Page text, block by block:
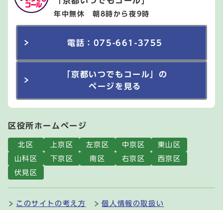
年中無休 朝8時から夜9時
電話：075-661-3755
「京都いつでもコール」の
ページを見る
区役所ホームページ
北区 上京区 左京区 中京区
東山区
山科区
下京区 南区 右京区
西京区
伏見区
このサイトの考え方 個人情報の取扱い